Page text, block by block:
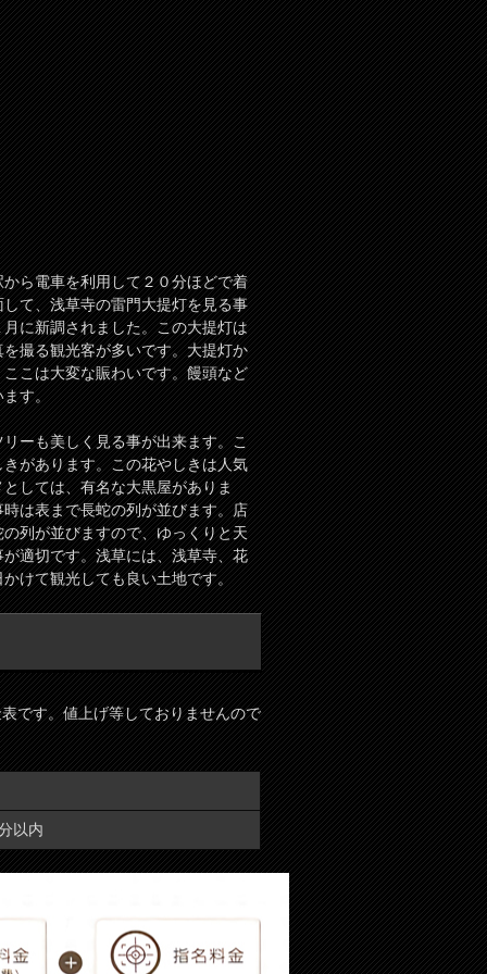
ら電車を利用して２０分ほどで着
て、浅草寺の雷門大提灯を見る事
に新調されました。この大提灯は
撮る観光客が多いです。大提灯か
こは大変な賑わいです。饅頭など
ます。
ーも美しく見る事が出来ます。こ
があります。この花やしきは人気
しては、有名な大黒屋がありま
は表まで長蛇の列が並びます。店
列が並びますので、ゆっくりと天
適切です。浅草には、浅草寺、花
けて観光しても良い土地です。
です。値上げ等しておりませんので
以内